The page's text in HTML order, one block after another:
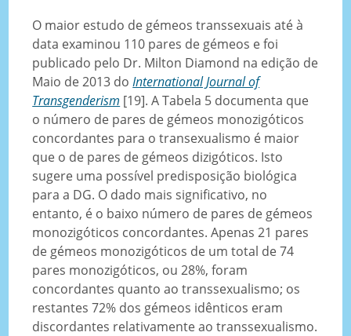
O maior estudo de gémeos transsexuais até à
data examinou 110 pares de gémeos e foi
publicado pelo Dr. Milton Diamond na edição de
Maio de 2013 doInternational Journal of
Transgenderism [19]. A Tabela 5 documenta que
o número de pares de gémeos monozigóticos
concordantes para o transexualismo é maior
que o de pares de gémeos dizigóticos. Isto
sugere uma possível predisposição biológica
para a DG. O dado mais significativo, no
entanto, é o baixo número de pares de gémeos
monozigóticos concordantes. Apenas 21 pares
de gémeos monozigóticos de um total de 74
pares monozigóticos, ou 28%, foram
concordantes quanto ao transsexualismo; os
restantes 72% dos gémeos idênticos eram
discordantes relativamente ao transsexualismo.